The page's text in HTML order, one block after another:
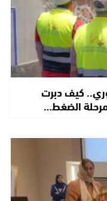
كيف دبرت
الضغط…